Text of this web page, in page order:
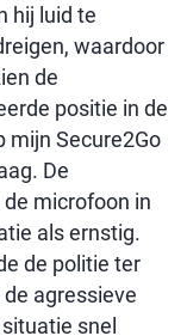
hij luid te
waardoor
de
positie in de
mijn Secure2Go
De
microfoon in
als ernstig.
de politie ter
agressieve
snel